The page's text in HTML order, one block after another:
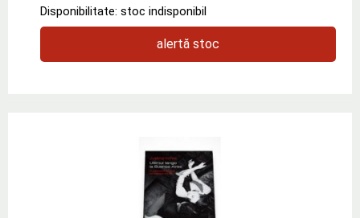
Disponibilitate: stoc indisponibil
alertă stoc